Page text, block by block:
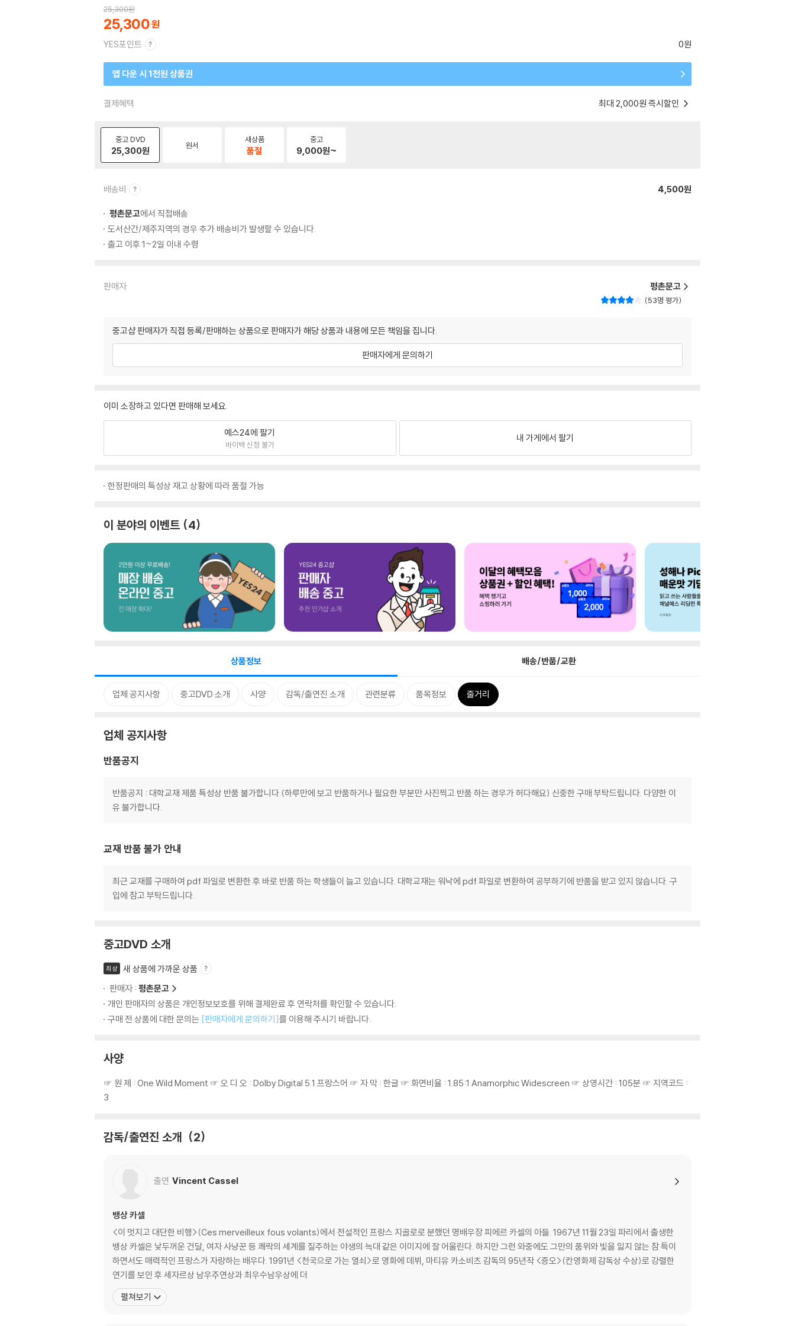
25,300원
25,300
YES포인트 0원
앱 다운 시 1천원 상품권
결제혜택 최대 2,000원 즉시할인
중고 DVD
25,300원 원서
새상품
품절
중고
9,000원~
배송비 4,500원
평촌문고에서 직접배송
도서산간/제주지역의 경우 추가 배송비가 발생할 수 있습니다.
출고 이후 1~2일 이내 수령
판매자 평촌문고
53명 평가
중고샵 판매자가 직접 등록/판매하는 상품으로 판매자가 해당 상품과 내용에 모든 책임을 집니다.
판매자에게 문의하기
이미 소장하고 있다면 판매해 보세요.
예스24에 팔기
바이백 신청 불가
내 가게에서 팔기
한정판매의 특성상 재고 상황에 따라 품절 가능
이 분야의 이벤트 4
상품정보 배송/반품/교환
업체 공지사항 중고DVD 소개 사양 감독/출연진 소개 관련분류 품목정보 줄거리
업체 공지사항
반품공지
반품공지 : 대학교재 제품 특성상 반품 불가합니다.(하루만에 보고 반품하거나 필요한 부분만 사진찍고 반품 하는 경우가 허다해요) 신중한 구매 부탁드립니다. 다양한 이
유 불가합니다.
교재 반품 불가 안내
최근 교재를 구매하여 pdf 파일로 변환한 후 바로 반품 하는 학생들이 늘고 있습니다. 대학교재는 워낙에 pdf 파일로 변환하여 공부하기에 반품을 받고 있지 않습니다. 구
입에 참고 부탁드립니다.
중고DVD 소개
최상
새 상품에 가까운 상품
판매자 : 평촌문고
개인 판매자의 상품은 개인정보보호를 위해 결제완료 후 연락처를 확인할 수 있습니다.
구매 전 상품에 대한 문의는 [판매자에게 문의하기]를 이용해 주시기 바랍니다.
사양
☞ 원 제 : One Wild Moment ☞ 오 디 오 : Dolby Digital 5.1 프랑스어 ☞ 자 막 : 한글 ☞ 화면비율 : 1.85:1 Anamorphic Widescreen ☞ 상영시간 : 105분 ☞ 지역코드 :
3
감독/출연진 소개 2
출연 Vincent Cassel
뱅상 카셀
<이 멋지고 대단한 비행>(Ces merveilleux fous volants)에서 전설적인 프랑스 지골로로 분했던 명배우장 피에르 카셀의 아들. 1967년 11월 23일 파리에서 출생한
뱅상 카셀은 낯두꺼운 건달, 여자 사냥꾼 등 쾌락의 세계를 질주하는 야생의 늑대 같은 이미지에 잘 어울린다. 하지만 그런 와중에도 그만의 품위와 빛을 잃지 않는 참 특이
하면서도 매력적인 프랑스가 자랑하는 배우다. 1991년 <천국으로 가는 열쇠>로 영화에 데뷔, 마티유 카소비츠 감독의 95년작 <증오>(칸영화제 감독상 수상)로 강렬한
연기를 보인 후 세자르상 남우주연상과 최우수남우상에 더
펼쳐보기